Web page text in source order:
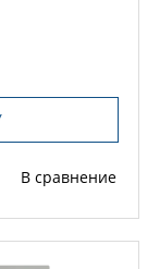
В сравнение